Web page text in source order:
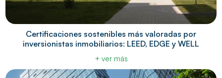
Certificaciones sostenibles más valoradas por
inversionistas inmobiliarios: LEED, EDGE y WELL
+ ver más